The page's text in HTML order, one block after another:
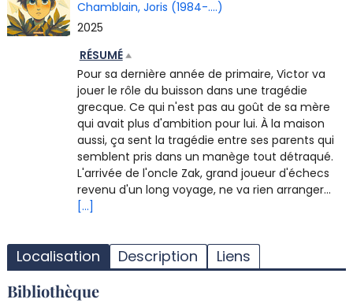
Chamblain, Joris (1984-....)
2025
RÉSUMÉ
Pour sa dernière année de primaire, Victor va
jouer le rôle du buisson dans une tragédie
grecque. Ce qui n'est pas au goût de sa mère
qui avait plus d'ambition pour lui. À la maison
aussi, ça sent la tragédie entre ses parents qui
semblent pris dans un manège tout détraqué.
L'arrivée de l'oncle Zak, grand joueur d'échecs
revenu d'un long voyage, ne va rien arranger...
[...]
Localisation Description Liens
Bibliothèque